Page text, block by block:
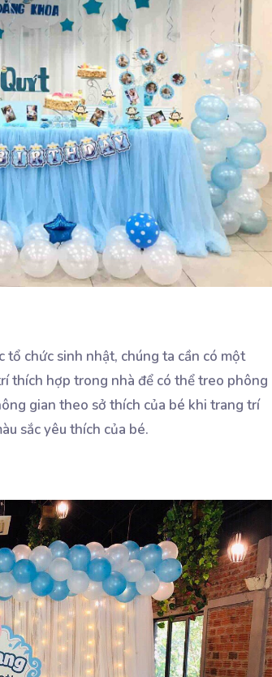
chức sinh nhật, chúng ta cần có một
thích hợp trong nhà để có thể treo phông
gian theo sở thích của bé khi trang trí
sắc yêu thích của bé.